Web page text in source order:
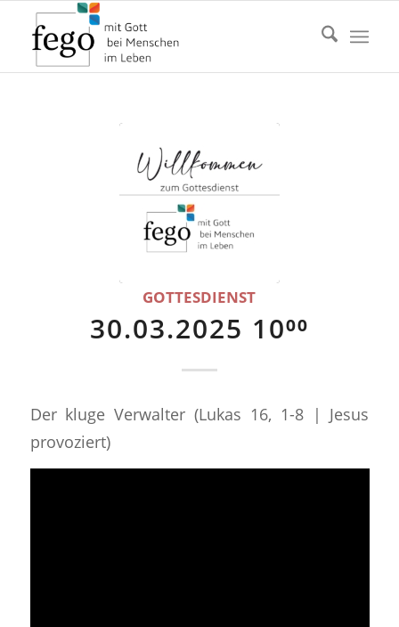
GOTTESDIENST
30.03.2025 10⁰⁰
Der kluge Verwalter (Lukas 16, 1-8 | Jesus
provoziert)